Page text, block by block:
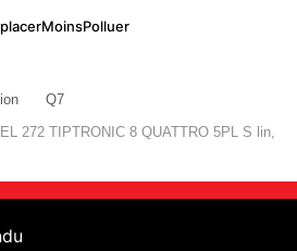
Q7
272 TIPTRONIC 8 QUATTRO 5PL S lin,